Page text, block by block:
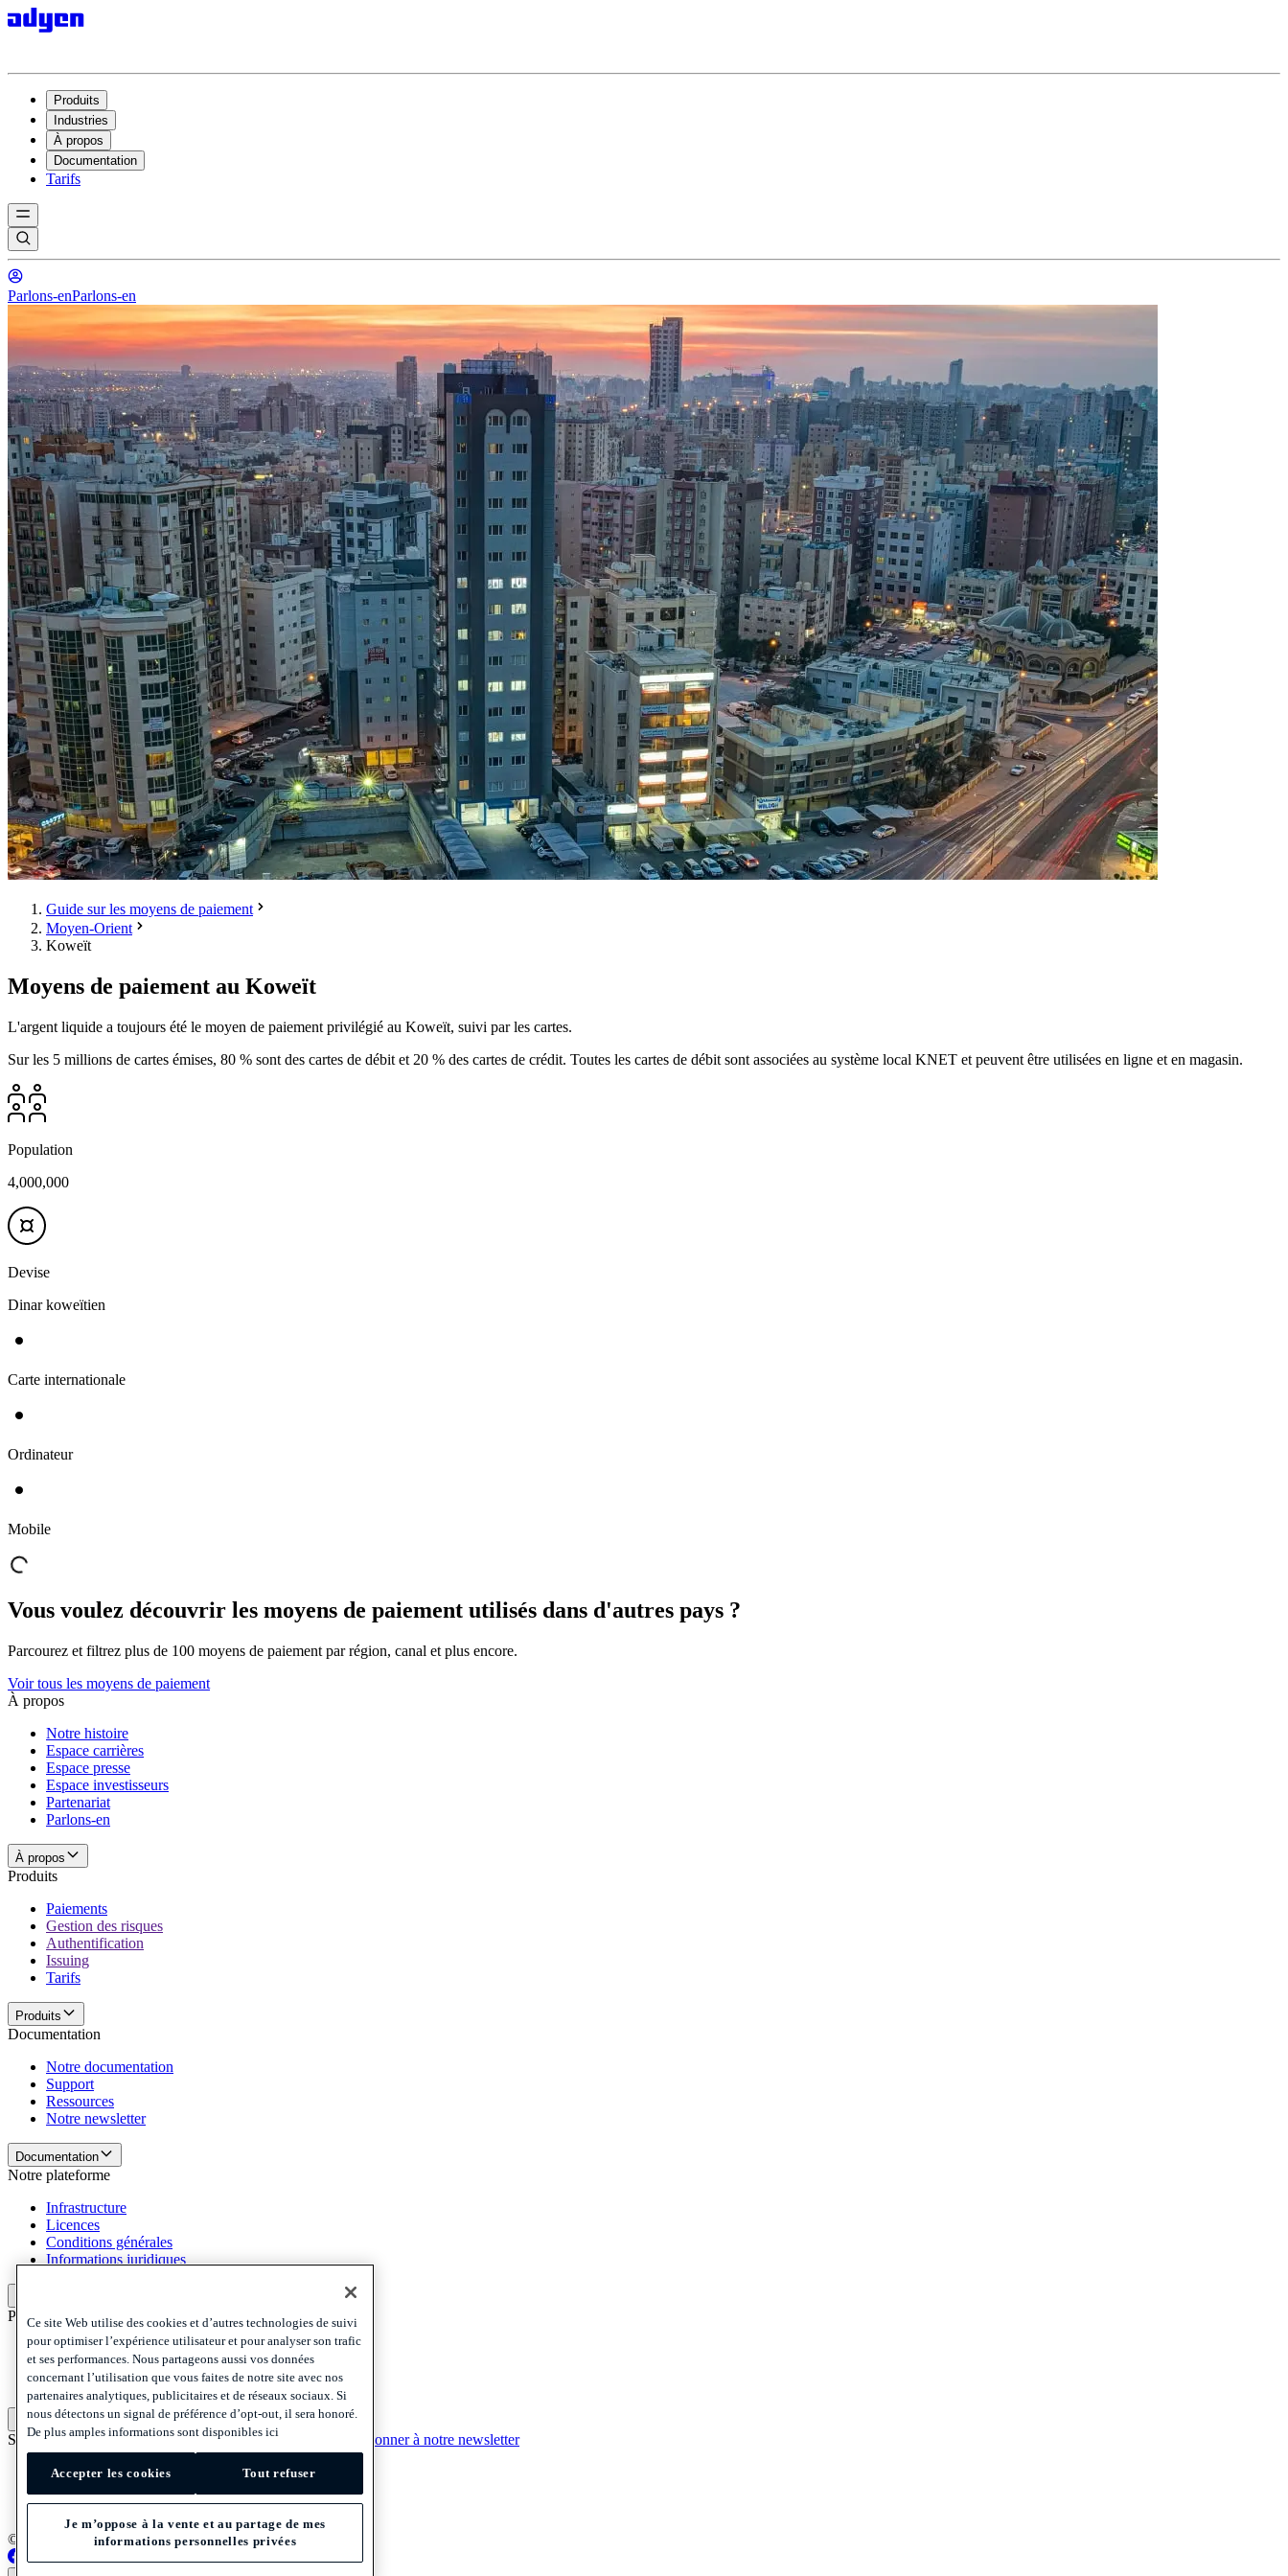
Produits
Industries
À propos
Documentation
Tarifs
Parlons-enParlons-en
Guide sur les moyens de paiement
Moyen-Orient
Koweït
Moyens de paiement au Koweït
L'argent liquide a toujours été le moyen de paiement privilégié au Koweït, suivi par les cartes.
Sur les 5 millions de cartes émises, 80 % sont des cartes de débit et 20 % des cartes de crédit. Toutes les cartes de débit sont associées au système local KNET et peuvent être utilisées en ligne et en magasin.
Population
4,000,000
Devise
Dinar koweïtien
Carte internationale
Ordinateur
Mobile
Vous voulez découvrir les moyens de paiement utilisés dans d'autres pays ?
Parcourez et filtrez plus de 100 moyens de paiement par région, canal et plus encore.
Voir tous les moyens de paiement
À propos
Notre histoire
Espace carrières
Espace presse
Espace investisseurs
Partenariat
Parlons-en
À propos
Produits
Paiements
Gestion des risques
Authentification
Issuing
Tarifs
Produits
Documentation
Notre documentation
Support
Ressources
Notre newsletter
Documentation
Notre plateforme
Infrastructure
Licences
Conditions générales
Informations juridiques
Politiques et mentions légales
Privacy
Cookies
Disclaimer
Politiques et mentions légales
S'abonner à notre newsletterS'abonner à notre newsletter
S'abonner à notre newsletter
Privacy
Disclaimer
© 2026 Adyen
Ce site Web utilise des cookies et d’autres technologies de suivi
pour optimiser l’expérience utilisateur et pour analyser son trafic
et ses performances. Nous partageons aussi vos données
concernant l’utilisation que vous faites de notre site avec nos
partenaires analytiques, publicitaires et de réseaux sociaux. Si
nous détectons un signal de préférence d’opt-out, il sera honoré.
De plus amples informations sont disponibles ici
Accepter les cookies Tout refuser
Je m’oppose à la vente et au partage de mes
informations personnelles privées